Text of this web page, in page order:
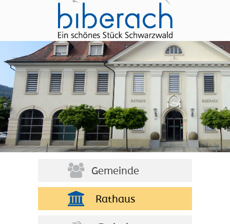
Gemeinde
Rathaus